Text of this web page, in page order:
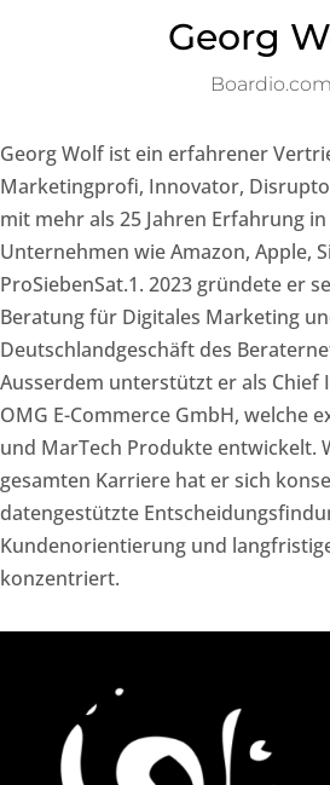
Georg
Boardio.com
Georg Wolf ist ein erfahrener
Marketingprofi, Innovator,
mit mehr als 25 Jahren Erfahrung
Unternehmen wie Amazon, Apple,
ProSiebenSat.1. 2023 gründete er
Beratung für Digitales Marketing
Deutschlandgeschäft des
Ausserdem unterstützt er als Chief
OMG E-Commerce GmbH, welche
und MarTech Produkte entwickelt.
gesamten Karriere hat er sich
datengestützte
Kundenorientierung und
konzentriert.